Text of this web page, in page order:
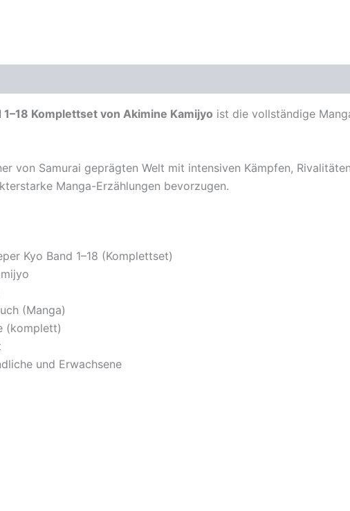
Komplettset von Akimine Kamijyo ist die vollständige
von Samurai geprägten Welt mit intensiven Kämpfen,
Manga-Erzählungen bevorzugen.
Kyo Band 1–18 (Komplettset)
(Manga)
(komplett)
und Erwachsene